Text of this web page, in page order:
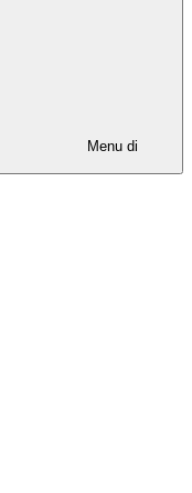
Menu di